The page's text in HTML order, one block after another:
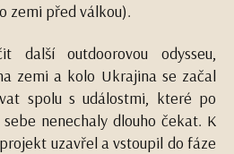
zemi před válkou).
další outdoorovou odysseu,
zemi a kolo Ukrajina se začal
spolu s událostmi, které po
nenechaly dlouho čekat. K
uzavřel a vstoupil do fáze